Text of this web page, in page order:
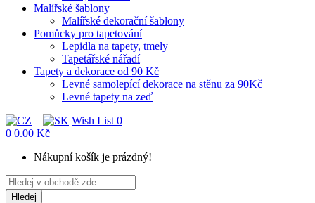
Malířské šablony
Malířské dekorační šablony
Pomůcky pro tapetování
Lepidla na tapety, tmely
Tapetářské nářadí
Tapety a dekorace od 90 Kč
Levné samolepící dekorace na stěnu za 90Kč
Levné tapety na zeď
Wish List 0
0 0.00 Kč
Nákupní košík je prázdný!
Hledej